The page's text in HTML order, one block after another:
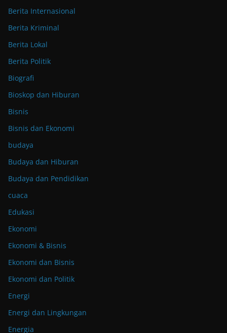
Berita Internasional
Berita Kriminal
Berita Lokal
Berita Politik
Biografi
Bioskop dan Hiburan
Bisnis
Bisnis dan Ekonomi
budaya
Budaya dan Hiburan
Budaya dan Pendidikan
cuaca
Edukasi
Ekonomi
Ekonomi & Bisnis
Ekonomi dan Bisnis
Ekonomi dan Politik
Energi
Energi dan Lingkungan
Energia